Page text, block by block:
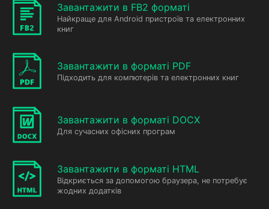
Завантажити в FB2 форматі
Найкраще для Android пристроїв та електронних
книг
Завантажити в форматі PDF
Підходить для компютерів та електронних книг
Завантажити в форматі DOCX
Для сучасних офісних програм
Завантажити в форматі HTML
Відкриється за допомогою браузера, не потребує
жодних додатків